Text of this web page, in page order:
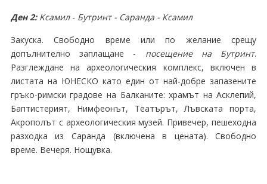
Ден 2: Kсамил- Бутринт - Саранда - Ксамил
Закуска. Свободно време или по желание срещу
допълнително заплащане - посещение на Бутринт.
Разглеждане на археологическия комплекс, включен в
листата на ЮНЕСКО като един от най-добре запазените
гръко-римски градове на Балканите: храмът на Асклепий,
Баптистерият, Нимфеонът, Театърът, Лъвската порта,
Акрополът с археологическия музей. Привечер, пешеходна
разходка из Саранда (включена в цената). Свободно
време. Вечеря. Нощувка.